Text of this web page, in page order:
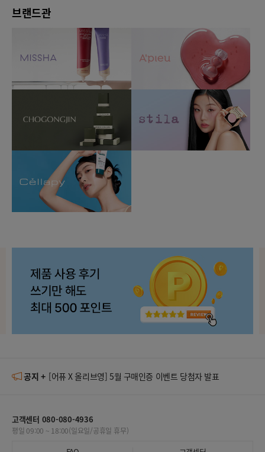
브랜드관
공지 +
표 [어퓨 X 올리브영] 5월 구매인증 이벤트 당첨자 발표
고객센터 080-080-4936
평일 09:00 ~ 18:00(일요일/공휴일 휴무)